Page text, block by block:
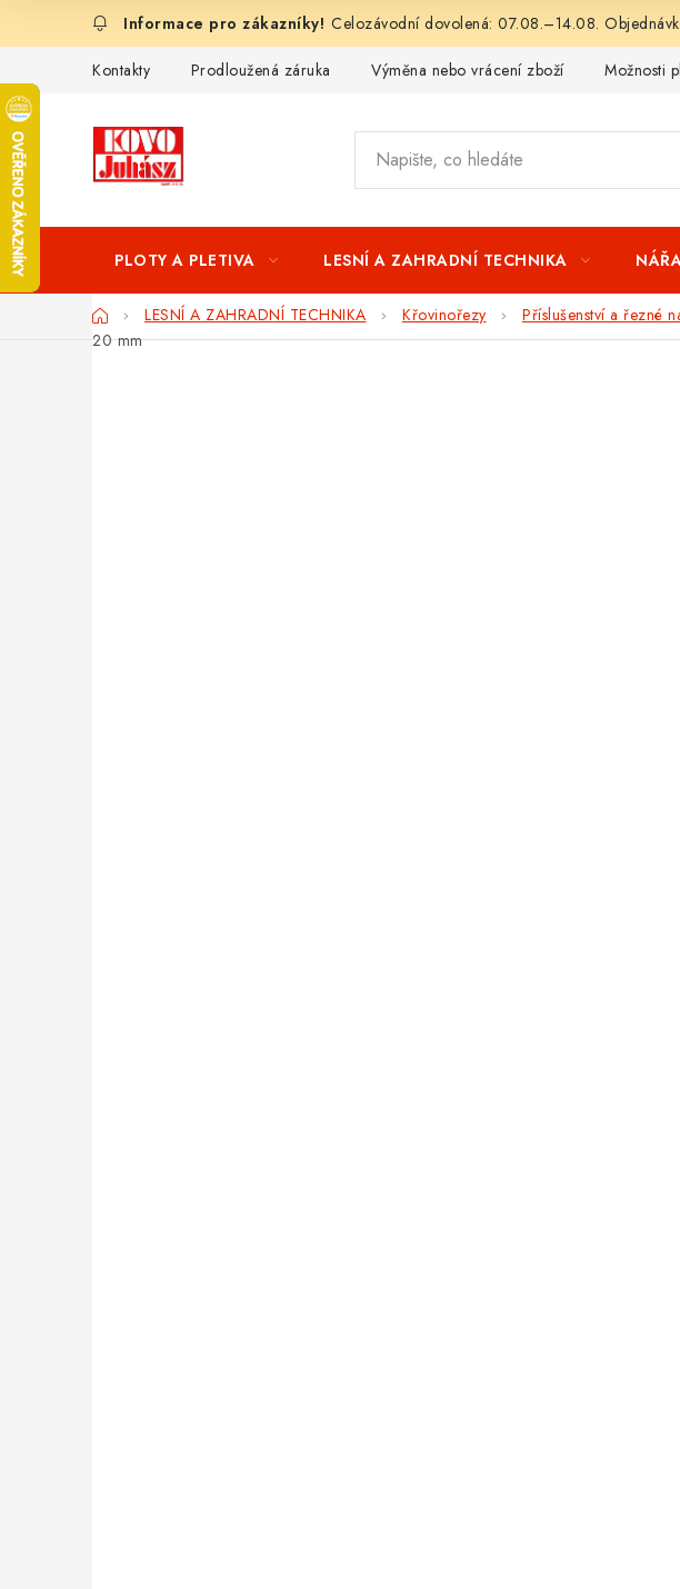
Celozávodní dovolená: 07.08.–14.08.
Kontakty Prodloužená záruka Výměna nebo vrácení zboží Možnosti
PLOTY A PLETIVA LESNÍ A ZAHRADNÍ TECHNIKA
DomůLESNÍ A ZAHRADNÍ TECHNIKA Křovinořezy Příslušenství a řezné
20 mm